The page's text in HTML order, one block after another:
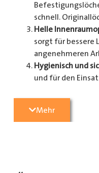
schnell.
Helle
sorgt für bessere
angenehmeren
Hygienisch und
und für den
mehr.
Mehr